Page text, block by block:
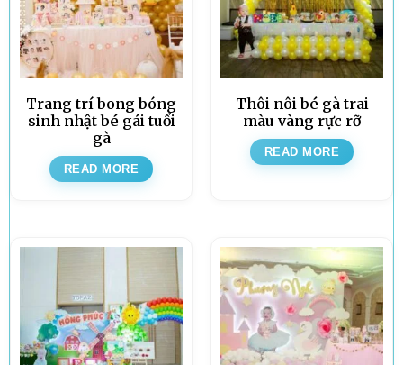
Trang trí bong bóng
sinh nhật bé gái tuổi
gà
READ MORE
Thôi nôi bé gà trai
màu vàng rực rỡ
READ MORE